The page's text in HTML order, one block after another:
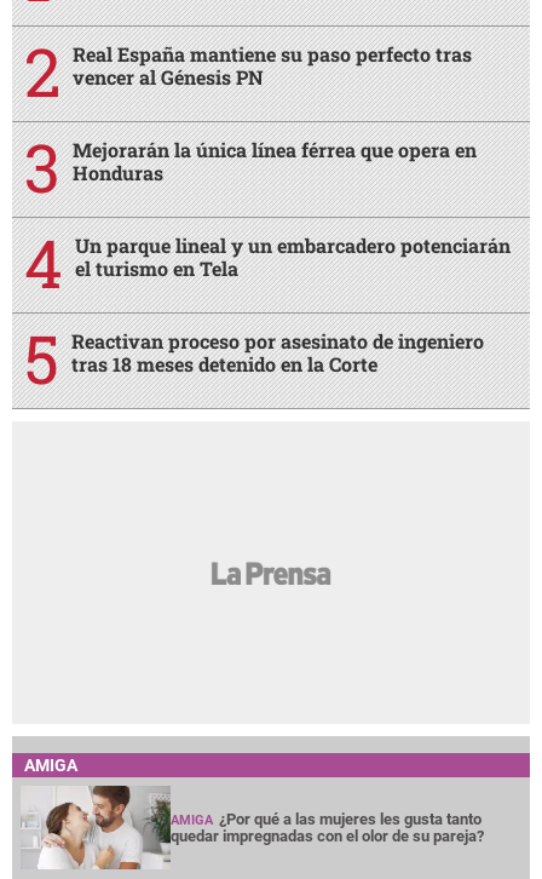
Real España mantiene su paso perfecto tras
vencer al Génesis PN
Mejorarán la única línea férrea que opera en
Honduras
Un parque lineal y un embarcadero potenciarán
el turismo en Tela
Reactivan proceso por asesinato de ingeniero
tras 18 meses detenido en la Corte
AMIGA
AMIGA ¿Por qué a las mujeres les gusta tanto
quedar impregnadas con el olor de su pareja?